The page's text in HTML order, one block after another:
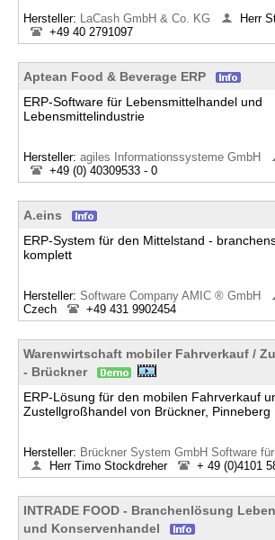
Hersteller: LaCash GmbH & Co. KG
Herr
+49 40 2791097
Aptean Food & Beverage ERP
ERP-Software für Lebensmittelhandel und
Lebensmittelindustrie
Hersteller: agiles Informationssysteme GmbH
+49 (0) 40309533 - 0
A.eins
ERP-System für den Mittelstand -
komplett
Hersteller: Software Company AMIC ® GmbH
Czech
+49 431 9902454
Warenwirtschaft mobiler Fahrverkauf /
- Brückner
ERP-Lösung für den mobilen Fahrverkauf
Zustellgroßhandel von Brückner, Pinneberg
Hersteller: Brückner System GmbH Software
Herr Timo Stockdreher
+ 49 (0)4101
INTRADE FOOD - Branchenlösung
und Konservenhandel